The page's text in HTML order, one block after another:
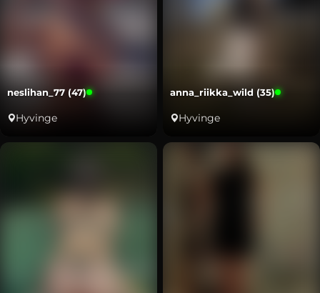
neslihan_77 (47)
Hyvinge
anna_riikka_wild (35)
Hyvinge